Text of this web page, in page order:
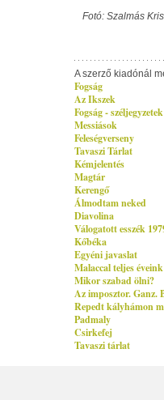
Fotó: Szalmás
A szerző kiadónál
Fogság
Az Ikszek
Fogság - széljegyzetek
Messiások
Feleségverseny
Tavaszi Tárlat
Kémjelentés
Magtár
Kerengő
Álmodtam neked
Diavolina
Válogatott esszék
Kőbéka
Egyéni javaslat
Malaccal teljes éveink
Mikor szabad ölni?
Az imposztor. Ganz.
Repedt kályhámon
Padmaly
Csirkefej
Tavaszi tárlat